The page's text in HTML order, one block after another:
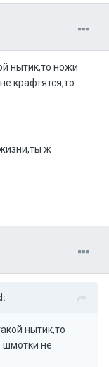
нытик,то ножи
крафтятся,то
ж
нытик,то
шмотки не